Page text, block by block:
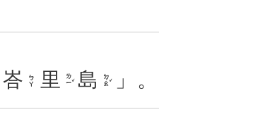
峇 ㄅㄚ 里 ㄌㄧˇ 島 ㄉㄠˇ 」。